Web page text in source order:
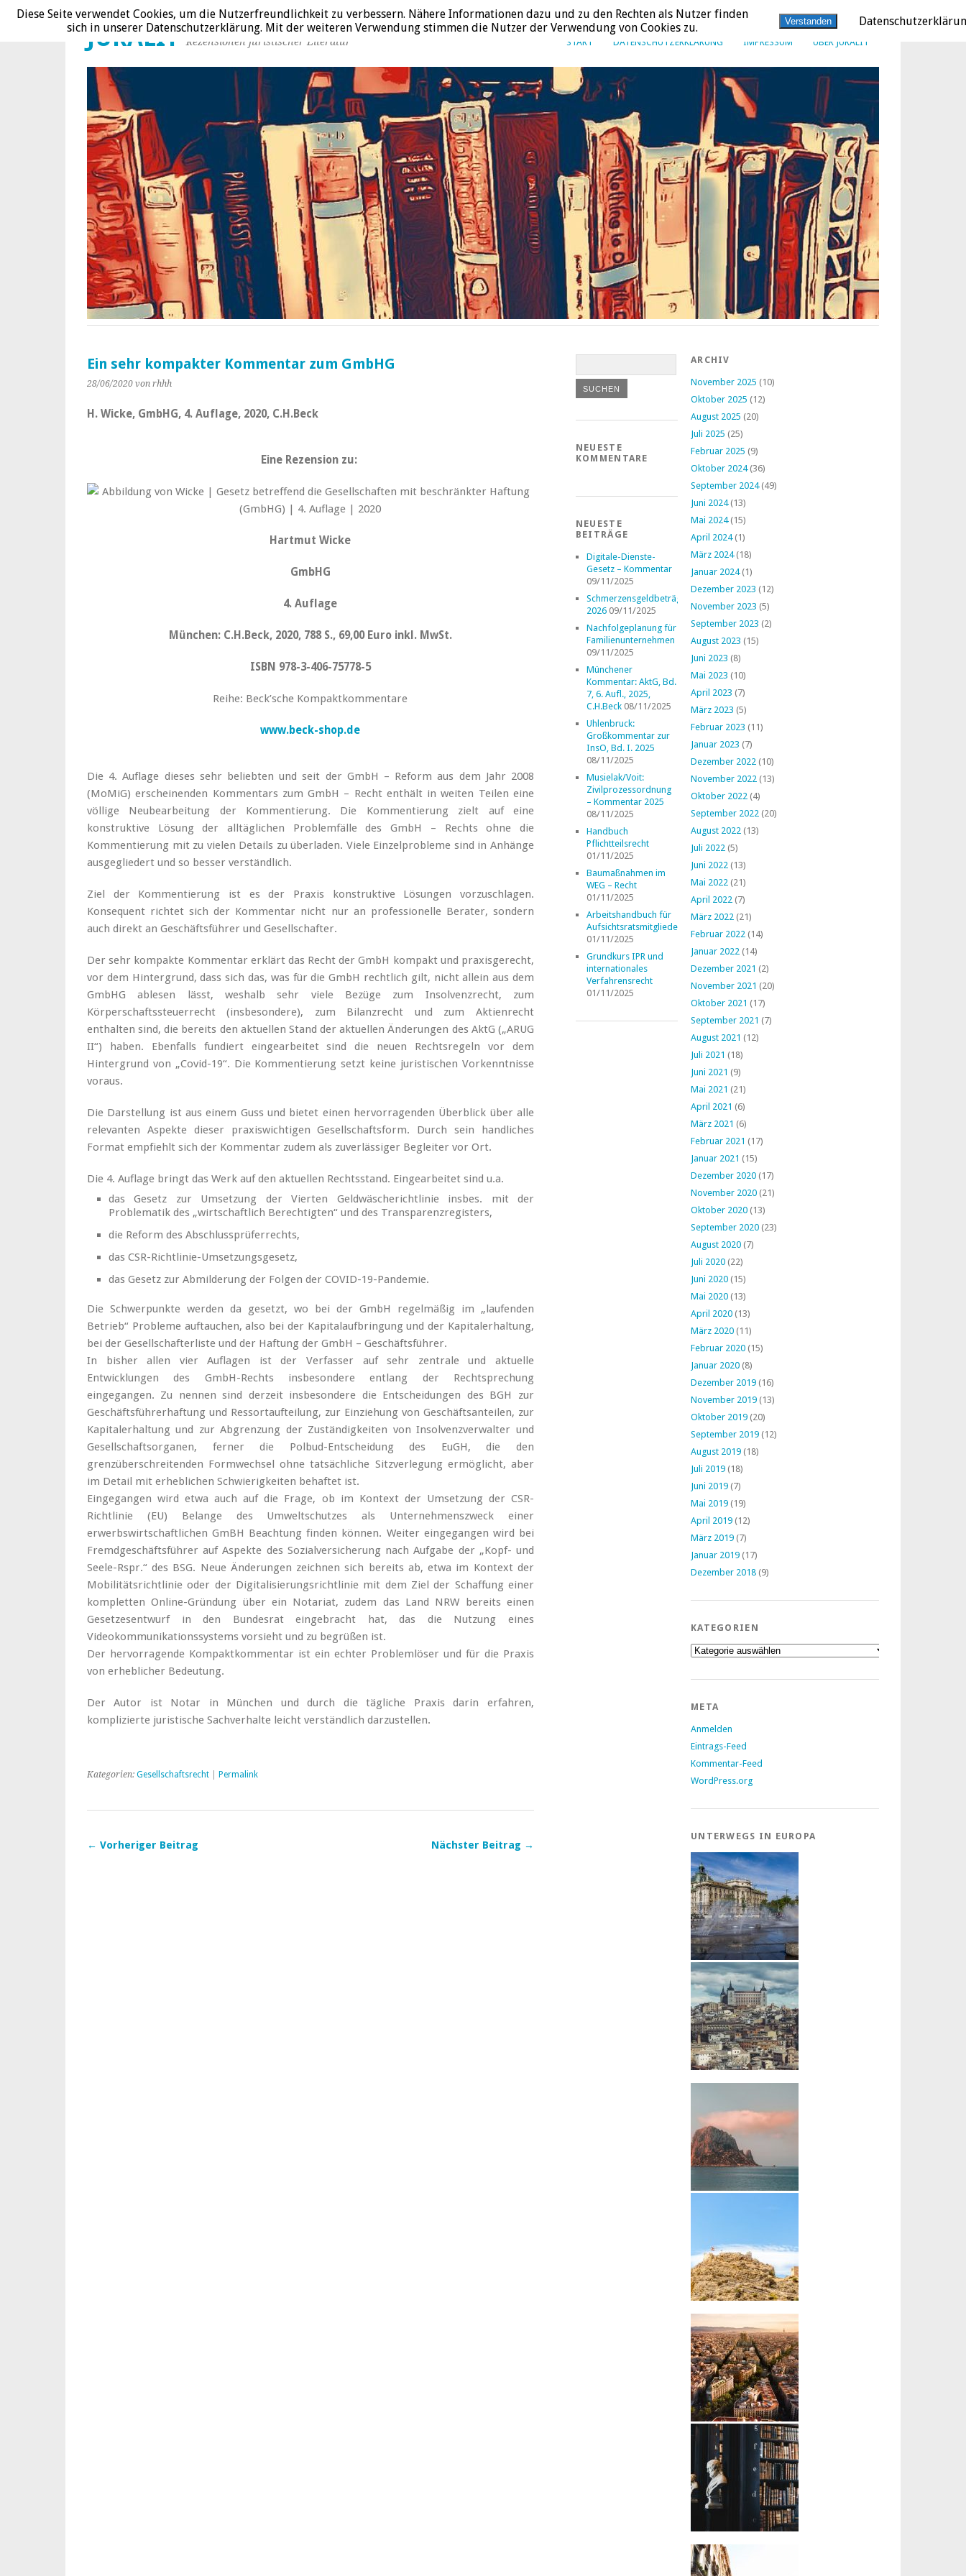
START DATENSCHUTZERKLÄRUNG IMPRESSUM ÜBER JURALIT
JURALIT Rezensionen juristischer Literatur
Ein sehr kompakter Kommentar zum GmbHG
28/06/2020 von rhhh
H. Wicke, GmbHG, 4. Auflage, 2020, C.H.Beck
Eine Rezension zu:
Hartmut Wicke
GmbHG
4. Auflage
München: C.H.Beck, 2020, 788 S., 69,00 Euro inkl. MwSt.
ISBN 978-3-406-75778-5
Reihe: Beck’sche Kompaktkommentare
www.beck-shop.de
Die 4. Auflage dieses sehr beliebten und seit der GmbH – Reform aus dem Jahr 2008
(MoMiG) erscheinenden Kommentars zum GmbH – Recht enthält in weiten Teilen eine
völlige Neubearbeitung der Kommentierung. Die Kommentierung zielt auf eine
konstruktive Lösung der alltäglichen Problemfälle des GmbH – Rechts ohne die
Kommentierung mit zu vielen Details zu überladen. Viele Einzelprobleme sind in Anhänge
ausgegliedert und so besser verständlich.
Ziel der Kommentierung ist es der Praxis konstruktive Lösungen vorzuschlagen.
Konsequent richtet sich der Kommentar nicht nur an professionelle Berater, sondern
auch direkt an Geschäftsführer und Gesellschafter.
Der sehr kompakte Kommentar erklärt das Recht der GmbH kompakt und praxisgerecht,
vor dem Hintergrund, dass sich das, was für die GmbH rechtlich gilt, nicht allein aus dem
GmbHG ablesen lässt, weshalb sehr viele Bezüge zum Insolvenzrecht, zum
Körperschaftssteuerrecht (insbesondere), zum Bilanzrecht und zum Aktienrecht
enthalten sind, die bereits den aktuellen Stand der aktuellen Änderungen des AktG („ARUG
II“) haben. Ebenfalls fundiert eingearbeitet sind die neuen Rechtsregeln vor dem
Hintergrund von „Covid-19“. Die Kommentierung setzt keine juristischen Vorkenntnisse
voraus.
Die Darstellung ist aus einem Guss und bietet einen hervorragenden Überblick über alle
relevanten Aspekte dieser praxiswichtigen Gesellschaftsform. Durch sein handliches
Format empfiehlt sich der Kommentar zudem als zuverlässiger Begleiter vor Ort.
Die 4. Auflage bringt das Werk auf den aktuellen Rechtsstand. Eingearbeitet sind u.a.
das Gesetz zur Umsetzung der Vierten Geldwäscherichtlinie insbes. mit der
Problematik des „wirtschaftlich Berechtigten“ und des Transparenzregisters,
die Reform des Abschlussprüferrechts,
das CSR-Richtlinie-Umsetzungsgesetz,
das Gesetz zur Abmilderung der Folgen der COVID-19-Pandemie.
Die Schwerpunkte werden da gesetzt, wo bei der GmbH regelmäßig im „laufenden
Betrieb“ Probleme auftauchen, also bei der Kapitalaufbringung und der Kapitalerhaltung,
bei der Gesellschafterliste und der Haftung der GmbH – Geschäftsführer.
In bisher allen vier Auflagen ist der Verfasser auf sehr zentrale und aktuelle
Entwicklungen des GmbH-Rechts insbesondere entlang der Rechtsprechung
eingegangen. Zu nennen sind derzeit insbesondere die Entscheidungen des BGH zur
Geschäftsführerhaftung und Ressortaufteilung, zur Einziehung von Geschäftsanteilen, zur
Kapitalerhaltung und zur Abgrenzung der Zuständigkeiten von Insolvenzverwalter und
Gesellschaftsorganen, ferner die Polbud-Entscheidung des EuGH, die den
grenzüberschreitenden Formwechsel ohne tatsächliche Sitzverlegung ermöglicht, aber
im Detail mit erheblichen Schwierigkeiten behaftet ist.
Eingegangen wird etwa auch auf die Frage, ob im Kontext der Umsetzung der CSR-
Richtlinie (EU) Belange des Umweltschutzes als Unternehmenszweck einer
erwerbswirtschaftlichen GmBH Beachtung finden können. Weiter eingegangen wird bei
Fremdgeschäftsführer auf Aspekte des Sozialversicherung nach Aufgabe der „Kopf- und
Seele-Rspr.“ des BSG. Neue Änderungen zeichnen sich bereits ab, etwa im Kontext der
Mobilitätsrichtlinie oder der Digitalisierungsrichtlinie mit dem Ziel der Schaffung einer
kompletten Online-Gründung über ein Notariat, zudem das Land NRW bereits einen
Gesetzesentwurf in den Bundesrat eingebracht hat, das die Nutzung eines
Videokommunikationssystems vorsieht und zu begrüßen ist.
Der hervorragende Kompaktkommentar ist ein echter Problemlöser und für die Praxis
von erheblicher Bedeutung.
Der Autor ist Notar in München und durch die tägliche Praxis darin erfahren,
komplizierte juristische Sachverhalte leicht verständlich darzustellen.
Kategorien: Gesellschaftsrecht Permalink
← Vorheriger Beitrag Nächster Beitrag →
NEUESTE
KOMMENTARE
NEUESTE
BEITRÄGE
Digitale-Dienste-
Gesetz – Kommentar
09/11/2025
Schmerzensgeldbeträge
2026 09/11/2025
Nachfolgeplanung für
Familienunternehmen
09/11/2025
Münchener
Kommentar: AktG, Bd.
7, 6. Aufl., 2025,
C.H.Beck 08/11/2025
Uhlenbruck:
Großkommentar zur
InsO, Bd. I. 2025
08/11/2025
Musielak/Voit:
Zivilprozessordnung
– Kommentar 2025
08/11/2025
Handbuch
Pflichtteilsrecht
01/11/2025
Baumaßnahmen im
WEG – Recht
01/11/2025
Arbeitshandbuch für
Aufsichtsratsmitglieder
01/11/2025
Grundkurs IPR und
internationales
Verfahrensrecht
01/11/2025
ARCHIV
November 2025 (10)
Oktober 2025 (12)
August 2025 (20)
Juli 2025 (25)
Februar 2025 (9)
Oktober 2024(36)
September 2024(49)
Juni 2024(13)
Mai 2024(15)
April 2024(1)
März 2024(18)
Januar 2024(1)
Dezember 2023 (12)
November 2023 (5)
September 2023 (2)
August 2023 (15)
Juni 2023 (8)
Mai 2023 (10)
April 2023 (7)
März 2023 (5)
Februar 2023 (11)
Januar 2023 (7)
Dezember 2022 (10)
November 2022 (13)
Oktober 2022 (4)
September 2022 (20)
August 2022 (13)
Juli 2022 (5)
Juni 2022 (13)
Mai 2022 (21)
April 2022 (7)
März 2022 (21)
Februar 2022 (14)
Januar 2022 (14)
Dezember 2021 (2)
November 2021 (20)
Oktober 2021 (17)
September 2021 (7)
August 2021 (12)
Juli 2021 (18)
Juni 2021 (9)
Mai 2021 (21)
April 2021 (6)
März 2021 (6)
Februar 2021 (17)
Januar 2021 (15)
Dezember 2020 (17)
November 2020 (21)
Oktober 2020 (13)
September 2020 (23)
August 2020 (7)
Juli 2020 (22)
Juni 2020 (15)
Mai 2020 (13)
April 2020 (13)
März 2020 (11)
Februar 2020 (15)
Januar 2020 (8)
Dezember 2019 (16)
November 2019 (13)
Oktober 2019 (20)
September 2019 (12)
August 2019 (18)
Juli 2019 (18)
Juni 2019 (7)
Mai 2019 (19)
April 2019 (12)
März 2019 (7)
Januar 2019 (17)
Dezember 2018 (9)
KATEGORIEN
Kategorien
META
Anmelden
Eintrags-Feed
Kommentar-Feed
WordPress.org
UNTERWEGS IN EUROPA
Diese Seite verwendet Cookies, um die Nutzerfreundlichkeit zu verbessern. Nähere Informationen dazu und zu den Rechten als Nutzer finden
sich in unserer Datenschutzerklärung. Mit der weiteren Verwendung stimmen die Nutzer der Verwendung von Cookies zu.
Verstanden